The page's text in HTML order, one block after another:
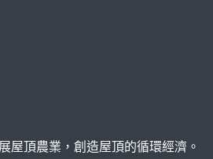
屋頂農業，創造屋頂的循環經濟。